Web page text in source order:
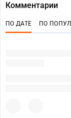
Комментарии
ПО ДАТЕ ПО